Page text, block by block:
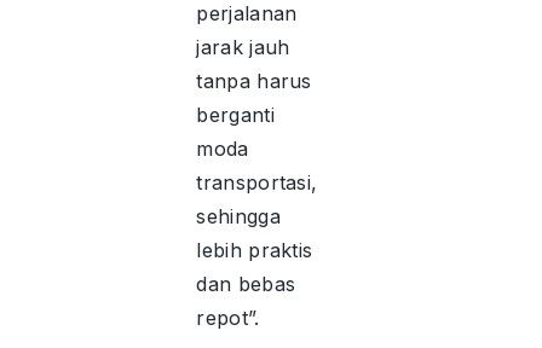
perjalanan
jarak jauh
tanpa harus
berganti
moda
transportasi,
sehingga
lebih praktis
dan bebas
repot”.